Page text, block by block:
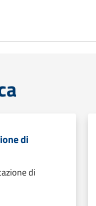
di
di